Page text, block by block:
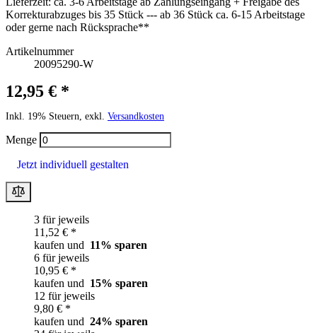
Korrekturabzuges bis 35 Stück --- ab 36 Stück ca. 6-15 Arbeitstage
oder gerne nach Rücksprache**
Artikelnummer
20095290-W
12,95 € *
Inkl. 19% Steuern, exkl. Versandkosten
Menge
Jetzt individuell gestalten
3 für jeweils
11,52 € *
kaufen und 11% sparen
6 für jeweils
10,95 € *
kaufen und 15% sparen
12 für jeweils
9,80 € *
kaufen und 24% sparen